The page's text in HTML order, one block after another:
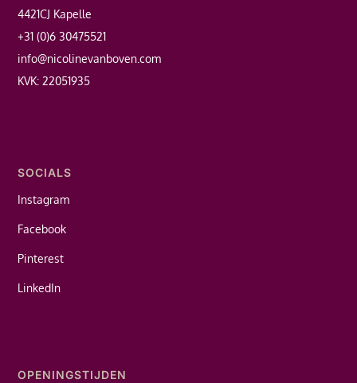
4421CJ Kapelle
+31 (0)6 30475521
info@nicolinevanboven.com
KVK: 22051935
SOCIALS
Instagram
Facebook
Pinterest
LinkedIn
OPENINGSTIJDEN